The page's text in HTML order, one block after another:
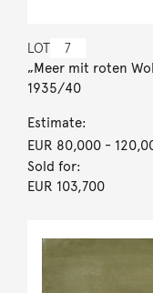
LOT 7
„Meer mit roten
1935/40
Estimate:
EUR 80,000-
Sold for:
EUR 103,700